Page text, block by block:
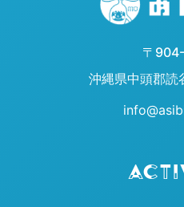
〒
沖縄県中頭郡読